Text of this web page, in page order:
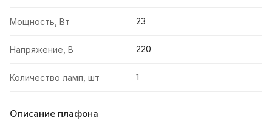
Мощность, Вт 23
Напряжение, В 220
Количество ламп, шт 1
Описание плафона